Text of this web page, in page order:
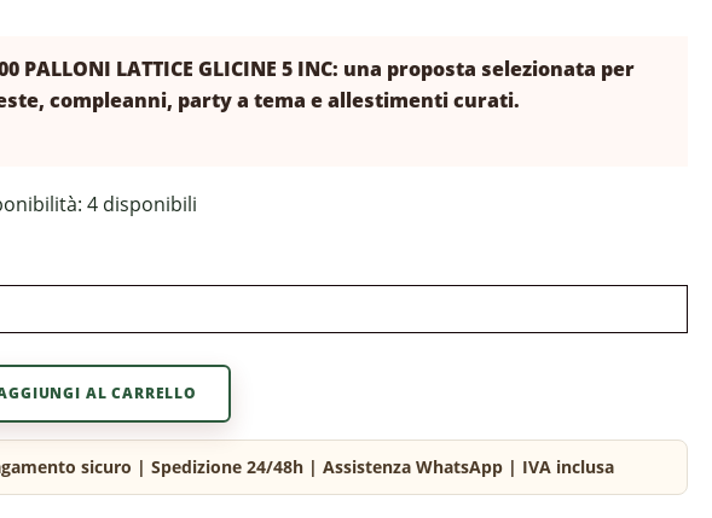
PALLONI LATTICE GLICINE 5 INC: una proposta selezionata per
compleanni, party a tema e allestimenti curati.
4 disponibili
AL CARRELLO